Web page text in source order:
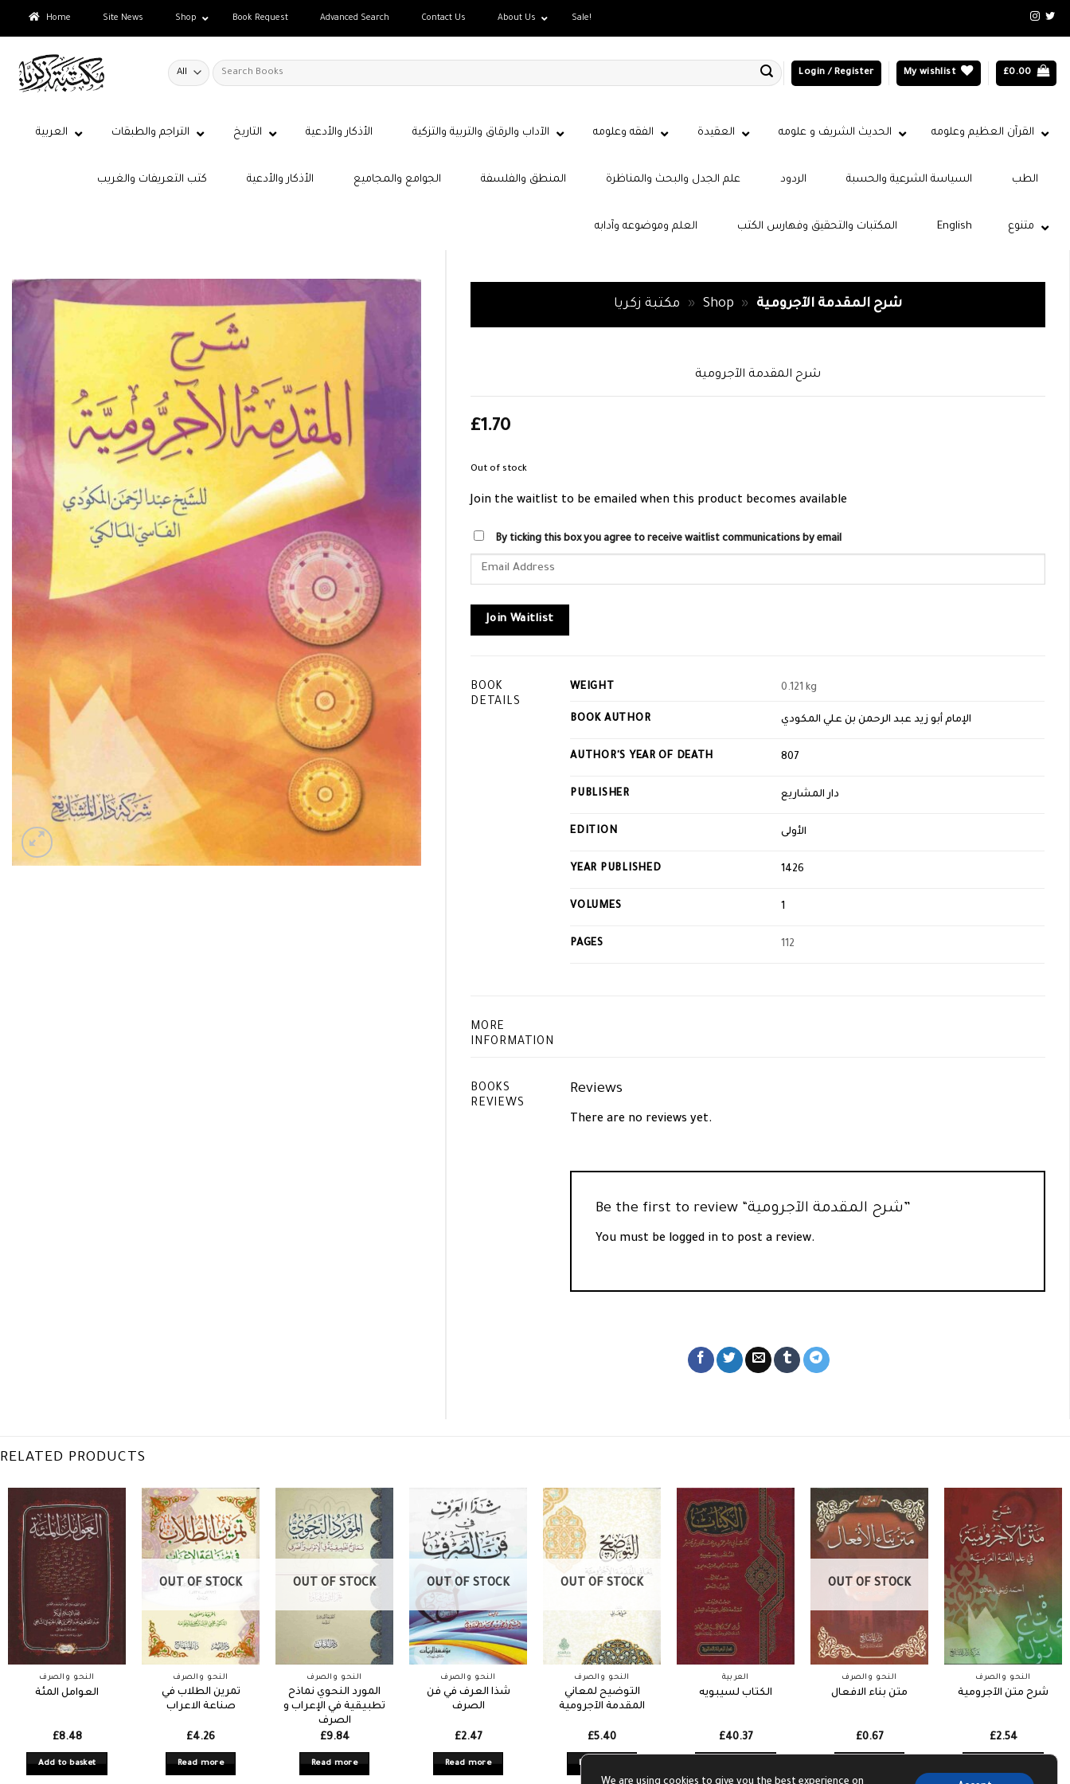
Home Site News Shop Book Request Advanced Search Contact Us About Us Sale!
Search
for:
Login / Register My wishlist £0.00
القرآن العظيم وعلومه الحديث الشريف و علومه العقيدة الفقه وعلومه الآداب والرقاق والتربية والتزكية الأذكار والأدعية التاريخ التراجم والطبقات العربية
كتب التعريفات والغريب الأذكار والأدعية الجوامع والمجاميع المنطق والفلسفة علم الجدل والبحث والمناظرة الردود السياسة الشرعية والحسبة الطب
العلم وموضوعه وآدابه المكتبات والتحقيق وفهارس الكتب متنوع English
مكتبة زكريا » Shop » شرح المقدمة الآجرومية
شرح المقدمة الآجرومية
£1.70
Out of stock
Join the waitlist to be emailed when this product becomes available
By ticking this box you agree to receive waitlist communications by email
Enter
address
to
waitlist
for
Join Waitlist
BOOK
DETAILS
WEIGHT 0.121 kg
BOOK AUTHOR الإمام أبو زيد عبد الرحمن بن علي المكودي
AUTHOR'S YEAR OF DEATH 807
PUBLISHER دار المشاريع
EDITION الأولى
YEAR PUBLISHED 1426
VOLUMES 1
PAGES 112
MORE
INFORMATION
BOOKS
REVIEWS
Reviews
There are no reviews yet.
Be the first to review “شرح المقدمة الآجرومية”
You must be logged in to post a review.
RELATED PRODUCTS
النحو والصرف
العوامل المئة
£8.48
Add to basket
OUT OF STOCK
النحو والصرف
تمرين الطلاب في
صناعة الاعراب
£4.26
Read more
OUT OF STOCK
النحو والصرف
المورد النحوي نماذح
تطبيقية في الإعراب و
الصرف
£9.84
Read more
OUT OF STOCK
النحو والصرف
شذا العرف في فن
الصرف
£2.47
Read more
OUT OF STOCK
النحو والصرف
التوضيح لمعاني
المقدمة الآجرومية
£5.40
Read more
العربية
الكتاب لسيبويه
£40.37
OUT OF STOCK
النحو والصرف
متن بناء الافعال
£0.67
النحو والصرف
شرح متن الآجرومية
£2.54